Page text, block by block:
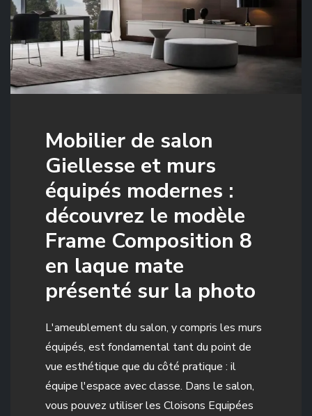
Mobilier de salon
Giellesse et murs
équipés modernes :
découvrez le modèle
Frame Composition 8
en laque mate
présenté sur la photo
L'ameublement du salon, y compris les murs
équipés, est fondamental tant du point de
vue esthétique que du côté pratique : il
équipe l'espace avec classe. Dans le salon,
vous pouvez utiliser les Cloisons Equipées